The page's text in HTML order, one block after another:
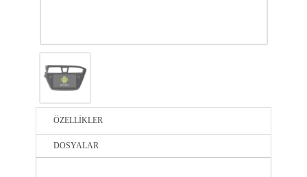
ÖZELLİKLER
DOSYALAR